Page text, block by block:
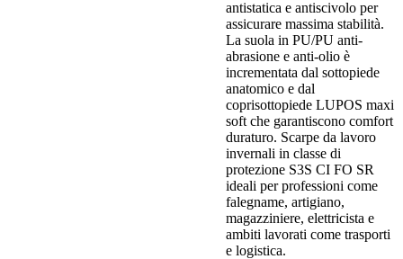
antistatica e antiscivolo per
assicurare massima stabilità.
La suola in PU/PU anti-
abrasione e anti-olio è
incrementata dal sottopiede
anatomico e dal
coprisottopiede LUPOS maxi
soft che garantiscono comfort
duraturo. Scarpe da lavoro
invernali in classe di
protezione S3S CI FO SR
ideali per professioni come
falegname, artigiano,
magazziniere, elettricista e
ambiti lavorati come trasporti
e logistica.